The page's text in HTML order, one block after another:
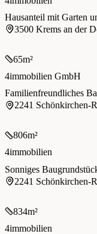
Hausanteil mit Garten
3500 Krems an der
65m²
4immobilien GmbH
Familienfreundliches
2241 Schönkirchen-
806m²
4immobilien
Sonniges
2241 Schönkirchen-
834m²
4immobilien